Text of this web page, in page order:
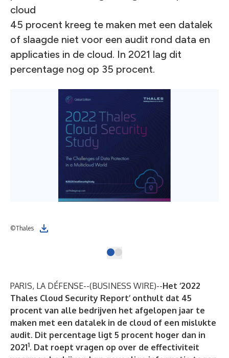
cloud
45 procent kreeg te maken met een datalek
of slaagde niet voor een audit rond data en
applicaties in de cloud. In 2021 lag dit
percentage nog op 35 procent.
©Thales
PARIS, LA DÉFENSE--(BUSINESS WIRE)--Het ‘2022
Thales Cloud Security Report’ onthult dat 45
procent van alle bedrijven het afgelopen jaar te
maken met een datalek in de cloud of een mislukte
audit. Dit percentage ligt 5 procent hoger dan in
20211. Dat roept vragen op over de effectiviteit